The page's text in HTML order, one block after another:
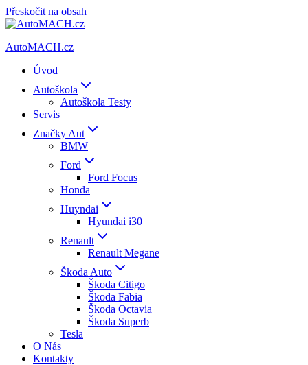
Přeskočit na obsah
AutoMACH.cz
Úvod
Autoškola
Autoškola Testy
Servis
Značky Aut
BMW
Ford
Ford Focus
Honda
Huyndai
Hyundai i30
Renault
Renault Megane
Škoda Auto
Škoda Citigo
Škoda Fabia
Škoda Octavia
Škoda Superb
Tesla
O Nás
Kontakty